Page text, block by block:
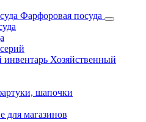
Фарфоровая посуда
Хозяйственный
шапочки
для магазинов